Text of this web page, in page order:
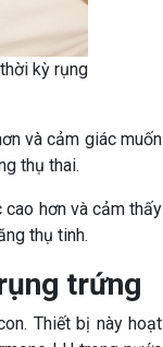
kỳ rụng
và cảm giác muốn
thụ thai.
hơn và cảm thấy
thụ tinh.
trứng
Thiết bị này hoạt